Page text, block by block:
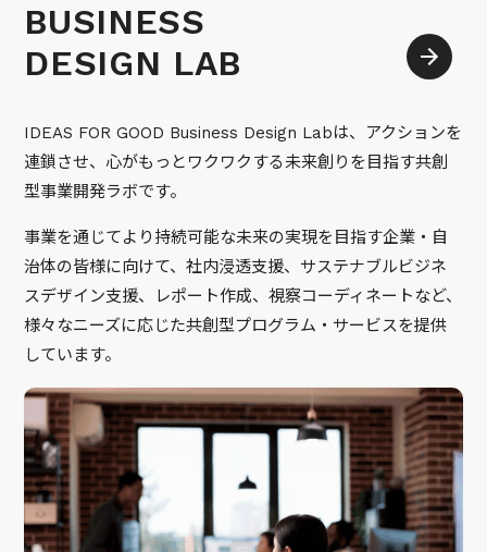
BUSINESS
DESIGN LAB
IDEAS FOR GOOD Business Design Labは、アクションを
連鎖させ、心がもっとワクワクする未来創りを目指す共創
型事業開発ラボです。
事業を通じてより持続可能な未来の実現を目指す企業・自
治体の皆様に向けて、社内浸透支援、サステナブルビジネ
スデザイン支援、レポート作成、視察コーディネートなど、
様々なニーズに応じた共創型プログラム・サービスを提供
しています。